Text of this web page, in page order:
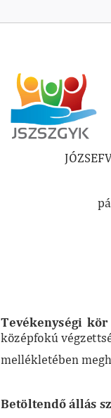
Tevékenységi
középfokú
mellékletében
Betöltendő állás